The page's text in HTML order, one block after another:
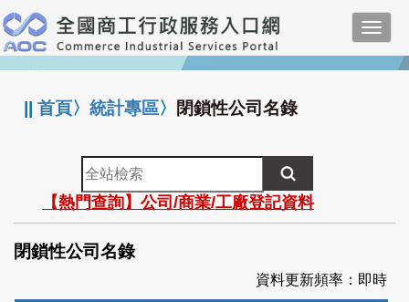
跳
到
主
要
:::
||首頁〉統計專區〉 閉鎖性公司名錄
全
站
檢
索
【熱門查詢】公司/商業/工廠登記資料
閉鎖性公司名錄
資料更新頻率：即時